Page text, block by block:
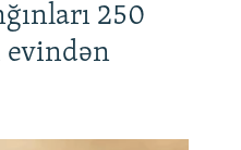
250
evindən